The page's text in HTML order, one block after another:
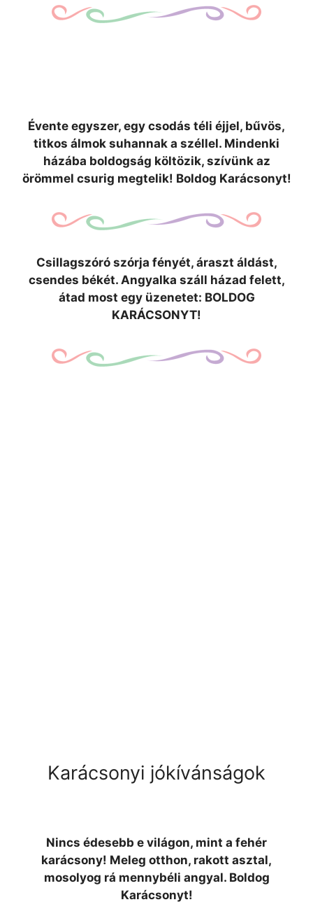
Évente egyszer, egy csodás téli éjjel, bűvös,
titkos álmok suhannak a széllel. Mindenki
házába boldogság költözik, szívünk az
örömmel csurig megtelik! Boldog Karácsonyt!
Csillagszóró szórja fényét, áraszt áldást,
csendes békét. Angyalka száll házad felett,
átad most egy üzenetet: BOLDOG
KARÁCSONYT!
Karácsonyi jókívánságok
Nincs édesebb e világon, mint a fehér
karácsony! Meleg otthon, rakott asztal,
mosolyog rá mennybéli angyal. Boldog
Karácsonyt!